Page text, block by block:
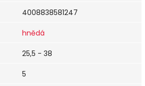
4008838581247
hnědá
25,5 - 38
5